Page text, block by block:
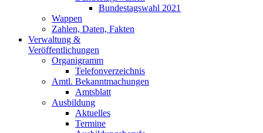
Bundestagswahl 2021
Wappen
Zahlen, Daten, Fakten
Verwaltung &
Veröffentlichungen
Organigramm
Telefonverzeichnis
Amtl. Bekanntmachungen
Amtsblatt
Ausbildung
Aktuelles
Termine